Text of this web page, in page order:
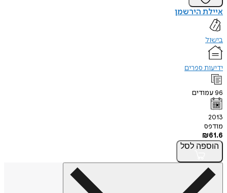
איילת הירשמן
בישול
ידיעות ספרים
96עמודים
2013
מודפס
₪61.6
הוספה לסל